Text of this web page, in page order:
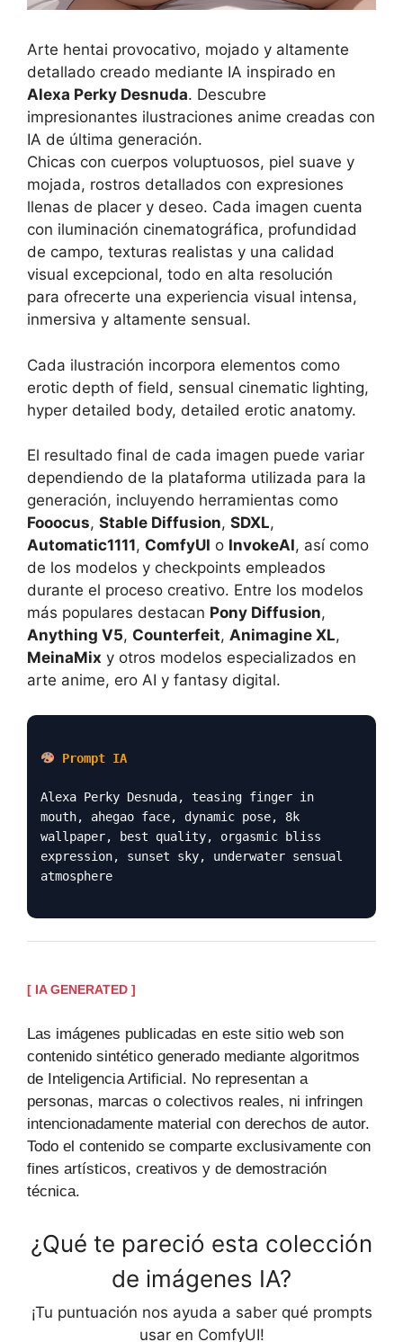
Arte hentai provocativo, mojado y altamente
detallado creado mediante IA inspirado en
Alexa Perky Desnuda. Descubre
impresionantes ilustraciones anime creadas con
IA de última generación.
Chicas con cuerpos voluptuosos, piel suave y
mojada, rostros detallados con expresiones
llenas de placer y deseo. Cada imagen cuenta
con iluminación cinematográfica, profundidad
de campo, texturas realistas y una calidad
visual excepcional, todo en alta resolución
para ofrecerte una experiencia visual intensa,
inmersiva y altamente sensual.
Cada ilustración incorpora elementos como
erotic depth of field, sensual cinematic lighting,
hyper detailed body, detailed erotic anatomy.
El resultado final de cada imagen puede variar
dependiendo de la plataforma utilizada para la
generación, incluyendo herramientas como
Fooocus, Stable Diffusion, SDXL,
Automatic1111, ComfyUI o InvokeAI, así como
de los modelos y checkpoints empleados
durante el proceso creativo. Entre los modelos
más populares destacan Pony Diffusion,
Anything V5, Counterfeit, Animagine XL,
MeinaMix y otros modelos especializados en
arte anime, ero AI y fantasy digital.
Prompt IA
Alexa Perky Desnuda, teasing finger in
mouth, ahegao face, dynamic pose, 8k
wallpaper, best quality, orgasmic bliss
expression, sunset sky, underwater sensual
atmosphere
[ IA GENERATED ]
Las imágenes publicadas en este sitio web son
contenido sintético generado mediante algoritmos
de Inteligencia Artificial. No representan a
personas, marcas o colectivos reales, ni infringen
intencionadamente material con derechos de autor.
Todo el contenido se comparte exclusivamente con
fines artísticos, creativos y de demostración
técnica.
¿Qué te pareció esta colección
de imágenes IA?
¡Tu puntuación nos ayuda a saber qué prompts
usar en ComfyUI!